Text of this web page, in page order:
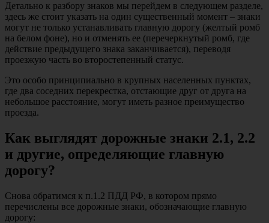
Детально к разбору знаков мы перейдем в следующем разделе,
здесь же стоит указать на один существенный момент – знаки
могут не только устанавливать главную дорогу (желтый ромб
на белом фоне), но и отменять ее (перечеркнутый ромб, где
действие предыдущего знака заканчивается), переводя
проезжую часть во второстепенный статус.
Это особо принципиально в крупных населенных пунктах,
где два соседних перекрестка, отстающие друг от друга на
небольшое расстояние, могут иметь разное преимущество
проезда.
Как выглядят дорожные знаки 2.1, 2.2
и другие, определяющие главную
дорогу?
Снова обратимся к п.1.2 ПДД РФ, в котором прямо
перечислены все дорожные знаки, обозначающие главную
дорогу: